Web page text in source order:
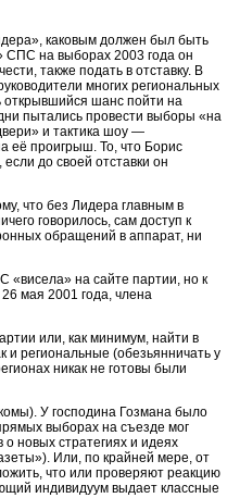
каковым должен был быть
СПС на выборах 2003 года он
также подать в отставку. В
многих региональных
открывшийся шанс пойти на
пытались провести выборы «на
и тактика шоу —
её проигрыш. То, что Борис
до своей отставки он
что без Лидера главным в
говорилось, сам доступ к
обращений в аппарат, ни
«висела» на сайте партии, но к
мая 2001 года, члена
или, как минимум, найти в
и региональные (обезьянничать у
никак не готовы были
У господина Гозмана было
выборах на съезде мог
новых стратегиях и идеях
Или, по крайней мере, от
что или проверяют реакцию
индивидуум выдает классные